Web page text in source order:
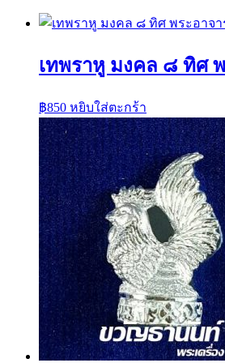
เทพราหู มงคล ๘ ทิศ
฿850 หยิบใส่ตะกร้า